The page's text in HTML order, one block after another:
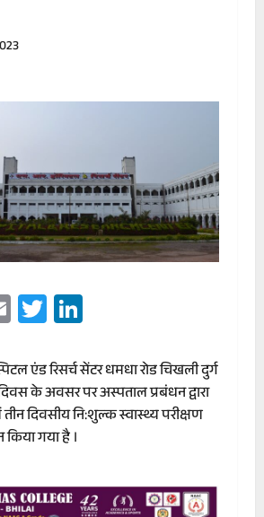
EmailTwitter
एंड रिसर्च सेंटर धमधा रोड चिखली दुर्ग
के अवसर पर अस्पताल प्रबंधन द्वारा
दिवसीय नि:शुल्क स्वास्थ्य परीक्षण
गया है ।